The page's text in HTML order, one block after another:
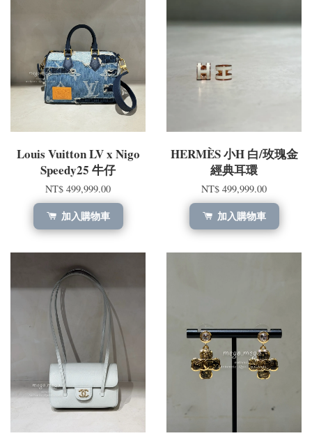
Louis Vuitton LV x Nigo
Speedy25 牛仔
NT$ 499,999.00
加入購物車
HERMÈS 小H 白/玫瑰金
經典耳環
NT$ 499,999.00
加入購物車